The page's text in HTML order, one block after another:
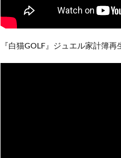
『白猫GOLF』ジュエル家計簿再